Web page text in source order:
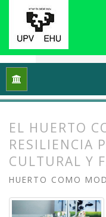
Inicio
EL HUERTO
RESILIENCIA
CULTURAL Y
HUERTO COMO